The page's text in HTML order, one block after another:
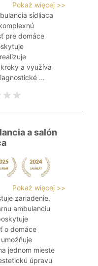
Pokaż więcej >>
sídliaca
pre domáce
a využíva
...
a salón
Pokaż więcej >>
zariadenie,
ambulanciu
o domáce
jednom mieste
úpravu